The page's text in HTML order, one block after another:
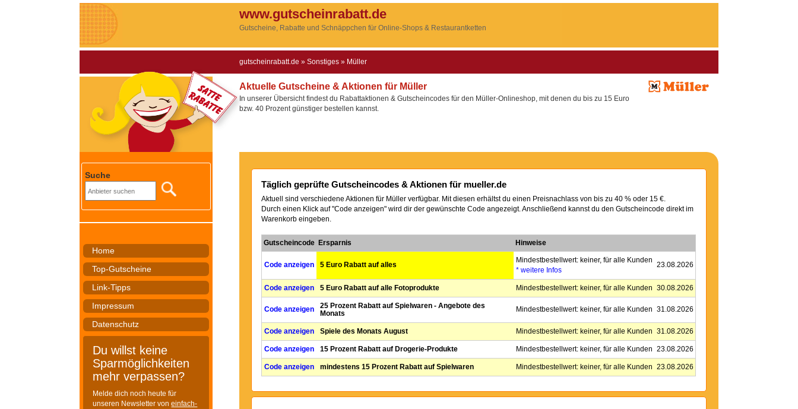
www.gutscheinrabatt.de
Gutscheine, Rabatte und Schnäppchen für Online-Shops & Restaurantketten
gutscheinrabatt.de »Sonstiges » Müller
Aktuelle Gutscheine & Aktionen für Müller
In unserer Übersicht findest du Rabattaktionen & Gutscheincodes für den Müller-Onlineshop, mit denen du bis zu 15 Euro
bzw. 40 Prozent günstiger bestellen kannst.
Suche
Home
Top-Gutscheine
Link-Tipps
Impressum
Datenschutz
Du willst keine
Sparmöglichkeiten
mehr verpassen?
Melde dich noch heute für
unseren Newsletter voneinfach-
Täglich geprüfte Gutscheincodes & Aktionen für mueller.de
Aktuell sind verschiedene Aktionen für Müller verfügbar. Mit diesen erhältst du einen Preisnachlass von bis zu 40 % oder 15 €.
Durch einen Klick auf "Code anzeigen" wird dir der gewünschte Code angezeigt. Anschließend kannst du den Gutscheincode direkt im
Warenkorb eingeben.
Gutscheincode Ersparnis Hinweise
Code anzeigen 5 Euro Rabatt auf alles
Mindestbestellwert: keiner, für alle Kunden
* weitere Infos
23.08.2026
Code anzeigen 5 Euro Rabatt auf alle Fotoprodukte Mindestbestellwert: keiner, für alle Kunden 30.08.2026
Code anzeigen
25 Prozent Rabatt auf Spielwaren - Angebote des
Monats
Mindestbestellwert: keiner, für alle Kunden 31.08.2026
Code anzeigen Spiele des Monats August Mindestbestellwert: keiner, für alle Kunden 31.08.2026
Code anzeigen 15 Prozent Rabatt auf Drogerie-Produkte Mindestbestellwert: keiner, für alle Kunden 23.08.2026
Code anzeigen mindestens 15 Prozent Rabatt auf Spielwaren Mindestbestellwert: keiner, für alle Kunden 23.08.2026